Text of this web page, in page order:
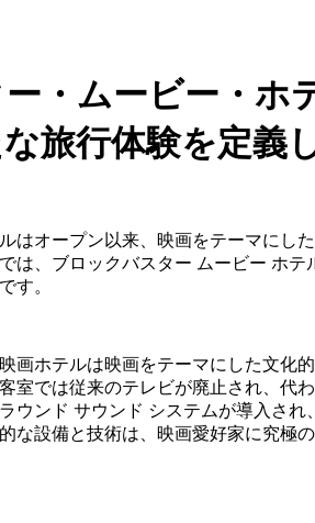
・ムービー・ホ
旅行体験を定義
はオープン以来、映画をテーマにし
は、ブロックバスター ムービー ホ
す。
画ホテルは映画をテーマにした文化
室では従来のテレビが廃止され、代
ウンド サウンド システムが導入さ
な設備と技術は、映画愛好家に究極